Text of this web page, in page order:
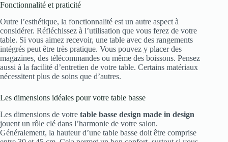
Fonctionnalité et praticité
Outre l’esthétique, la fonctionnalité est un autre aspect à
considérer. Réfléchissez à l’utilisation que vous ferez de votre
table. Si vous aimez recevoir, une table avec des rangements
intégrés peut être très pratique. Vous pouvez y placer des
magazines, des télécommandes ou même des boissons. Pensez
aussi à la facilité d’entretien de votre table. Certains matériaux
nécessitent plus de soins que d’autres.
Les dimensions idéales pour votre table basse
Les dimensions de votre table basse design made in design
jouent un rôle clé dans l’harmonie de votre salon.
Généralement, la hauteur d’une table basse doit être comprise